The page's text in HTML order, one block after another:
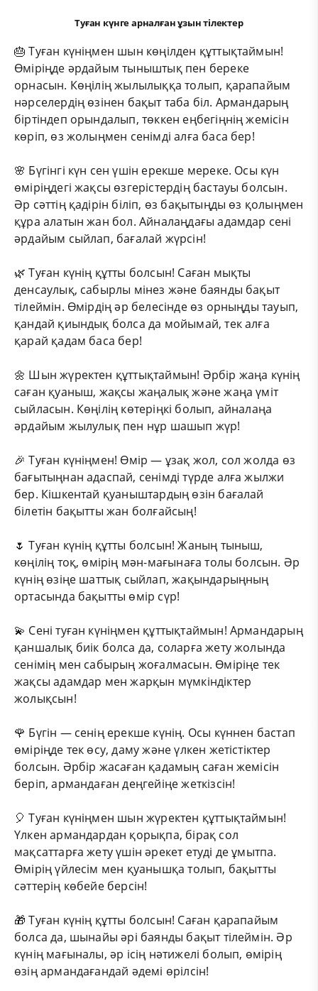
Туған күнге арналған ұзын тілектер
🎂 Туған күніңмен шын көңілден құттықтаймын!
Өміріңде әрдайым тыныштық пен береке
орнасын. Көңілің жылылыққа толып, қарапайым
нәрселердің өзінен бақыт таба біл. Армандарың
біртіндеп орындалып, төккен еңбегіңнің жемісін
көріп, өз жолыңмен сенімді алға баса бер!
🌸 Бүгінгі күн сен үшін ерекше мереке. Осы күн
өміріңдегі жақсы өзгерістердің бастауы болсын.
Әр сәттің қадірін біліп, өз бақытыңды өз қолыңмен
құра алатын жан бол. Айналаңдағы адамдар сені
әрдайым сыйлап, бағалай жүрсін!
🌿 Туған күнің құтты болсын! Саған мықты
денсаулық, сабырлы мінез және баянды бақыт
тілеймін. Өмірдің әр белесінде өз орныңды тауып,
қандай қиындық болса да мойымай, тек алға
қарай қадам баса бер!
🌼 Шын жүректен құттықтаймын! Әрбір жаңа күнің
саған қуаныш, жақсы жаңалық және жаңа үміт
сыйласын. Көңілің көтеріңкі болып, айналаңа
әрдайым жылулық пен нұр шашып жүр!
🎉 Туған күніңмен! Өмір — ұзақ жол, сол жолда өз
бағытыңнан адаспай, сенімді түрде алға жылжи
бер. Кішкентай қуаныштардың өзін бағалай
білетін бақытты жан болғайсың!
🌷 Туған күнің құтты болсын! Жаның тыныш,
көңілің тоқ, өмірің мән-мағынаға толы болсын. Әр
күнің өзіңе шаттық сыйлап, жақындарыңның
ортасында бақытты өмір сүр!
💫 Сені туған күніңмен құттықтаймын! Армандарың
қаншалық биік болса да, соларға жету жолында
сенімің мен сабырың жоғалмасын. Өміріңе тек
жақсы адамдар мен жарқын мүмкіндіктер
жолықсын!
🌹 Бүгін — сенің ерекше күнің. Осы күннен бастап
өміріңде тек өсу, даму және үлкен жетістіктер
болсын. Әрбір жасаған қадамың саған жемісін
беріп, армандаған деңгейіңе жеткізсін!
🎈 Туған күніңмен шын жүректен құттықтаймын!
Үлкен армандардан қорықпа, бірақ сол
мақсаттарға жету үшін әрекет етуді де ұмытпа.
Өмірің үйлесім мен қуанышқа толып, бақытты
сәттерің көбейе берсін!
🎁 Туған күнің құтты болсын! Саған қарапайым
болса да, шынайы әрі баянды бақыт тілеймін. Әр
күнің мағыналы, әр ісің нәтижелі болып, өмірің
өзің армандағандай әдемі өрілсін!